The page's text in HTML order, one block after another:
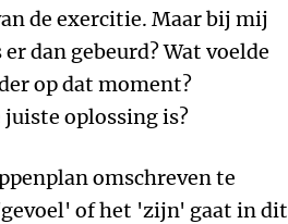
de exercitie. Maar bij mij
dan gebeurd? Wat voelde
op dat moment?
oplossing is?
omschreven te
of het 'zijn' gaat in dit